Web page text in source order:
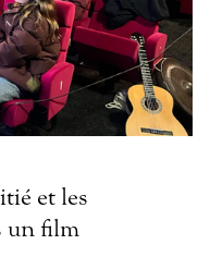
et les
un film